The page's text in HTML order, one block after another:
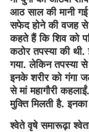
आठ साल की मानी
सफेद होने की वजह से
कहते हैं कि शिव को
कठोर तपस्या की
गया. लेकिन तपस्या
इनके शरीर को गंगा
से मां महागौरी
मुक्ति मिलती है.
श्वेते वृषे समारूढ़ा